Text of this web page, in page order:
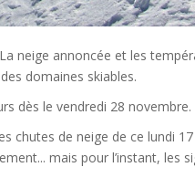
neige annoncée et les
domaines skiables.
dès le vendredi 28 novembre.
chutes de neige de ce lundi 17
mais pour l’instant, les